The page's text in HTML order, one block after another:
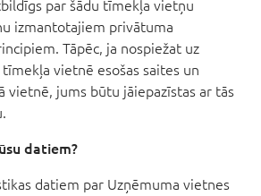
par šādu tīmekļa vietņu
izmantotajiem privātuma
Tāpēc, ja nospiežat uz
vietnē esošas saites un
vietnē, jums būtu jāiepazīstas ar tās
datiem?
datiem par Uzņēmuma vietnes